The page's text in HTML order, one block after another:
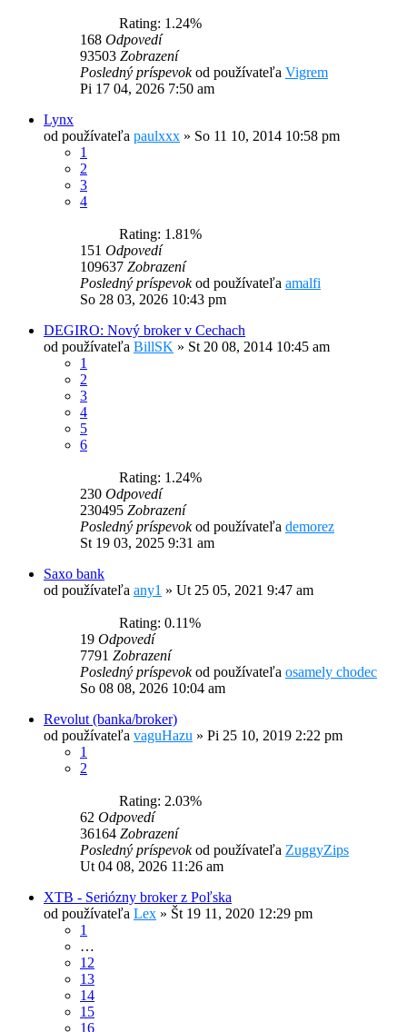
Rating: 1.24%
168 Odpovedí
93503 Zobrazení
Posledný príspevokod používateľa Vigrem
Pi 17 04, 2026 7:50 am
Lynx
od používateľa paulxxx » So 11 10, 2014 10:58 pm
1
2
3
4
Rating: 1.81%
151 Odpovedí
109637 Zobrazení
Posledný príspevokod používateľa amalfi
So 28 03, 2026 10:43 pm
DEGIRO: Nový broker v Cechach
od používateľa BillSK » St 20 08, 2014 10:45 am
1
2
3
4
5
6
Rating: 1.24%
230 Odpovedí
230495 Zobrazení
Posledný príspevokod používateľa demorez
St 19 03, 2025 9:31 am
Saxo bank
od používateľa any1 » Ut 25 05, 2021 9:47 am
Rating: 0.11%
19 Odpovedí
7791 Zobrazení
Posledný príspevokod používateľa osamely chodec
So 08 08, 2026 10:04 am
Revolut (banka/broker)
od používateľa vaguHazu » Pi 25 10, 2019 2:22 pm
1
2
Rating: 2.03%
62 Odpovedí
36164 Zobrazení
Posledný príspevokod používateľa ZuggyZips
Ut 04 08, 2026 11:26 am
XTB - Seriózny broker z Poľska
od používateľa Lex » Št 19 11, 2020 12:29 pm
1
…
12
13
14
15
16